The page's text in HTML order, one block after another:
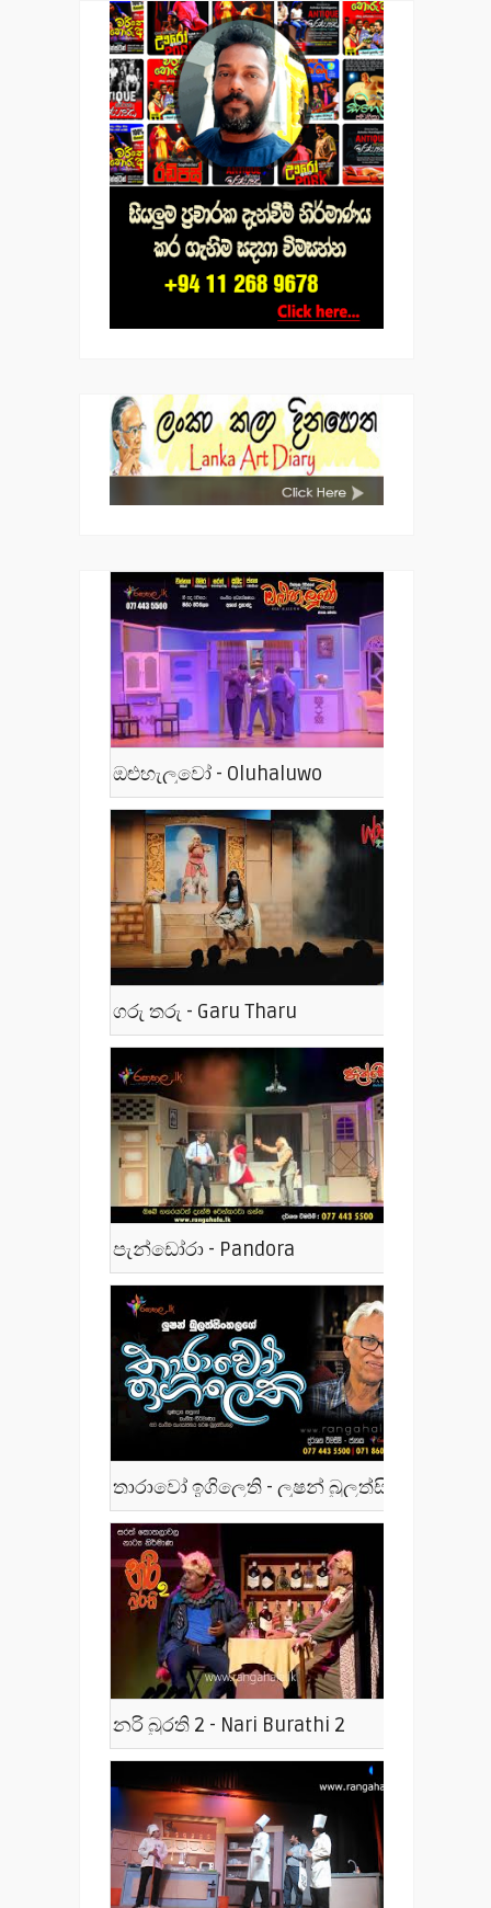
ඔළුහැලුවෝ - Oluhaluwo
ගරු තරු - Garu Tharu
පැන්ඩෝරා - Pandora
නරි බුරති 2 - Nari Burathi 2